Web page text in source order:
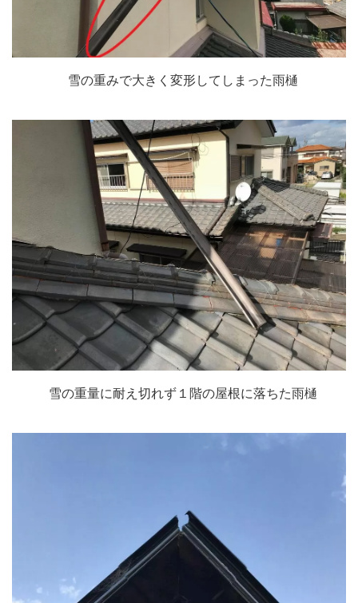
雪の重みで大きく変形してしまった雨樋
雪の重量に耐え切れず１階の屋根に落ちた雨樋